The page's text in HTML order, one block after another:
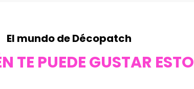
El mundo de Décopatch
TE PUEDE GUSTAR ESTO